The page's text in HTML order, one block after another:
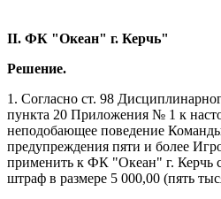
II. ФК "Океан" г. Керчь"
Решение.
1. Согласно ст. 98
пункта 20 Приложения № 1 к
неподобающее поведение
предупреждения пяти и более
применить к ФК "Океан" г. Керчь
штраф в размере 5 000,00 (пять